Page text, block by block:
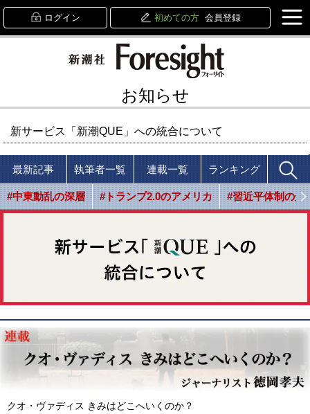
ログイン 初めての方 会員登録
お知らせ
新サービス「新潮QUE」への統合について
最新記事 執筆者一覧 連載一覧 ランキング
#中東動乱の深層 #トランプ2.0のアメリカ #習近平体制の光
クオ・ヴァディス きみはどこへいくのか？